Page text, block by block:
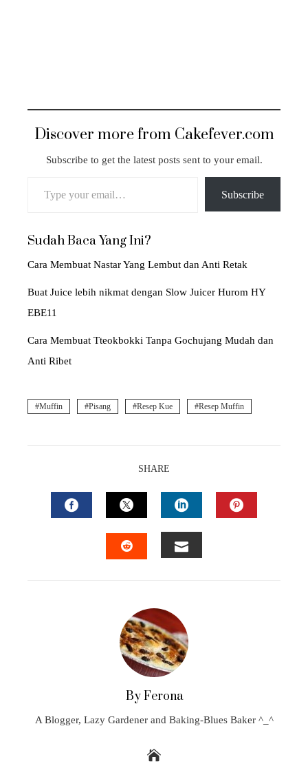
Discover more from Cakefever.com
Subscribe to get the latest posts sent to your email.
Subscribe
Sudah Baca Yang Ini?
Cara Membuat Nastar Yang Lembut dan Anti Retak
Buat Juice lebih nikmat dengan Slow Juicer Hurom HY
EBE11
Cara Membuat Tteokbokki Tanpa Gochujang Mudah dan
Anti Ribet
Muffin Pisang Resep Kue Resep Muffin
SHARE
FACEBOOKTWITTERLINKEDIN
By Ferona
A Blogger, Lazy Gardener and Baking-Blues Baker ^_^